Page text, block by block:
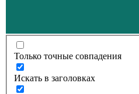
Только точные совпадения
Искать в заголовках